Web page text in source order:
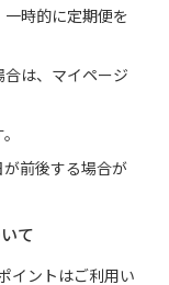
時的に定期便を
は、マイページ
前後する場合が
て
イントはご利用い